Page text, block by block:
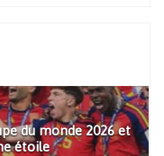
du monde 2026 et
étoile